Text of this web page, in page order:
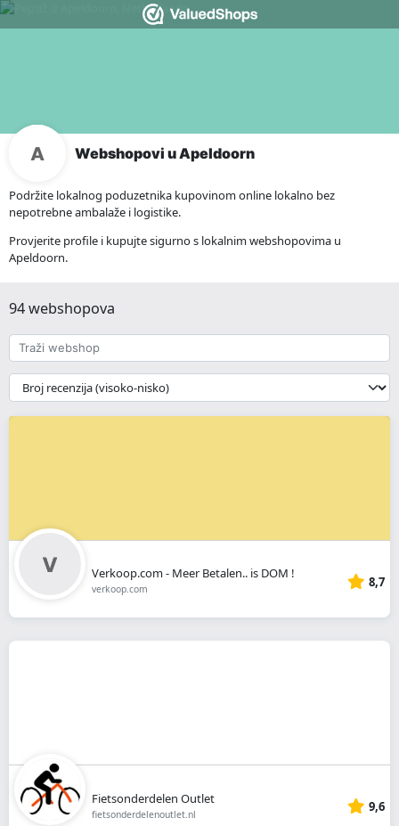
Webshopovi u Apeldoorn
Podržite lokalnog poduzetnika kupovinom online lokalno bez
nepotrebne ambalaže i logistike.
Provjerite profile i kupujte sigurno s lokalnim webshopovima u
Apeldoorn.
94 webshopova
Traži
webshop
{{
__('Sort')
}}
Verkoop.com - Meer Betalen.. is DOM !
verkoop.com 8,7
Fietsonderdelen Outlet
fietsonderdelenoutlet.nl 9,6